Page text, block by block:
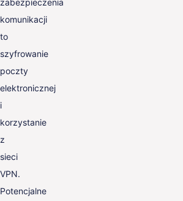
zabezpieczenia
komunikacji
to
szyfrowanie
poczty
elektronicznej
i
korzystanie
z
sieci
VPN.
Potencjalne